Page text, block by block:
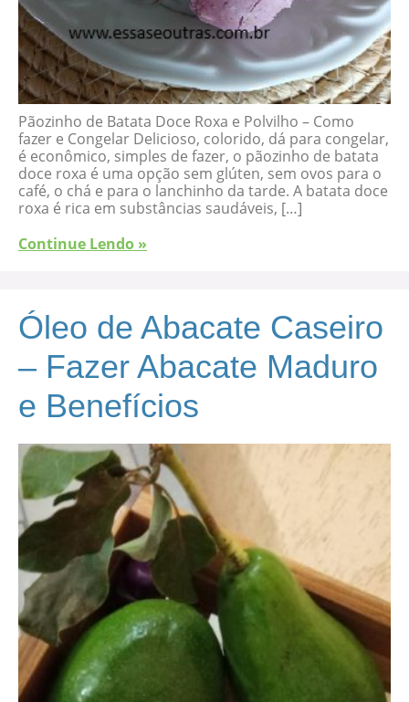
Pãozinho de Batata Doce Roxa e Polvilho – Como
fazer e Congelar Delicioso, colorido, dá para congelar,
é econômico, simples de fazer, o pãozinho de batata
doce roxa é uma opção sem glúten, sem ovos para o
café, o chá e para o lanchinho da tarde. A batata doce
roxa é rica em substâncias saudáveis, […]
Continue Lendo »
Óleo de Abacate Caseiro
– Fazer Abacate Maduro
e Benefícios